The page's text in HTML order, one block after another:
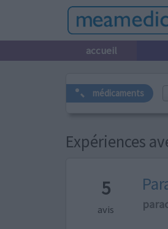
accueil
médicaments
Expériences
5
avis